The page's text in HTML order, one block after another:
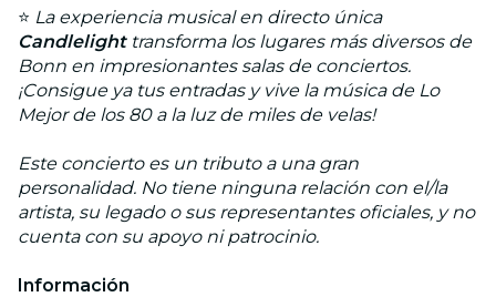
⭐ La experiencia musical en directo única
Candlelighttransforma los lugares más diversos de
Bonn en impresionantes salas de conciertos.
¡Consigue ya tus entradas y vive la música de Lo
Mejor de los 80 a la luz de miles de velas!
Este concierto es un tributo a una gran
personalidad. No tiene ninguna relación con el/la
artista, su legado o sus representantes oficiales, y no
cuenta con su apoyo ni patrocinio.
Información